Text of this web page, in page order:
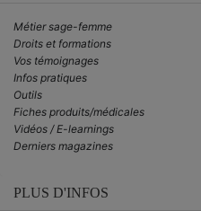
Métier sage-femme
Droits et formations
Vos témoignages
Infos pratiques
Outils
Fiches produits/médicales
Vidéos / E-learnings
Derniers magazines
PLUS D'INFOS